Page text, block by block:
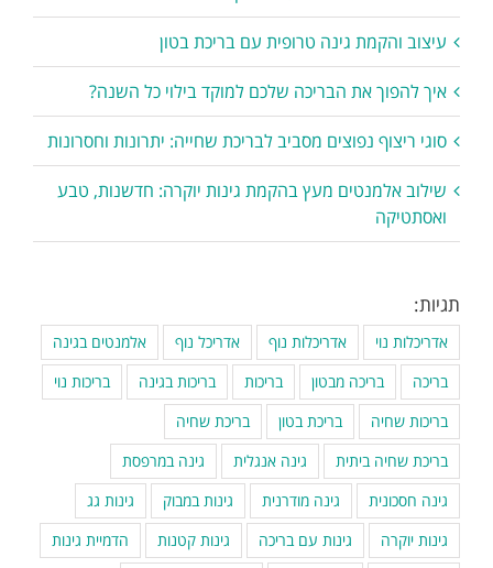
עיצוב והקמת גינה טרופית עם בריכת בטון
איך להפוך את הבריכה שלכם למוקד בילוי כל השנה?
סוגי ריצוף נפוצים מסביב לבריכת שחייה: יתרונות וחסרונות
שילוב אלמנטים מעץ בהקמת גינות יוקרה: חדשנות, טבע
ואסתטיקה
תגיות:
אדריכלות נוי אדריכלות נוף אדריכל נוף
אלמנטים בגינה
בריכה
בריכה מבטון בריכות בריכות בגינה
בריכות נוי
בריכות שחיה
בריכת בטון
בריכת שחיה
בריכת שחיה ביתית
גינה אנגלית
גינה במרפסת
גינה חסכונית
גינה מודרנית גינות במבוק
גינות גג
גינות יוקרה
גינות עם בריכה גינות קטנות
הדמיית גינות